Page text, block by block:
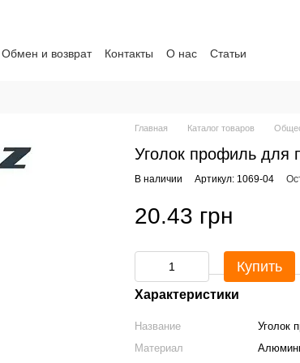
Обмен и возврат Контакты О нас
Статьи
Главная Каталог товаров
Уголок профиль для
В наличии Артикул: 1069-04
20.43 грн
Купить
Характеристики
Название
Уголок
Материал